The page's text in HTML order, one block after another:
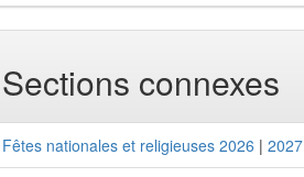
Sections connexes
Fêtes nationales et religieuses 2026 | 2027